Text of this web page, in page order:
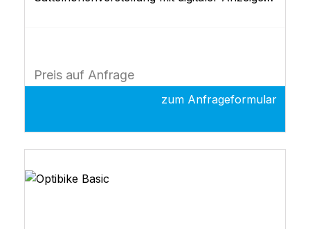
Preis auf Anfrage
zum Anfrageformular